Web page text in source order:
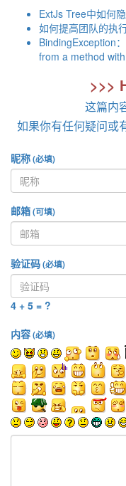
ExtJs Tree中如何
如何提高团队的执
BindingException
from a method
>>>
这篇内
如果你有任何疑问或
昵称(必填)
邮箱(可填)
验证码(必填)
4 + 5 = ?
内容(必填)